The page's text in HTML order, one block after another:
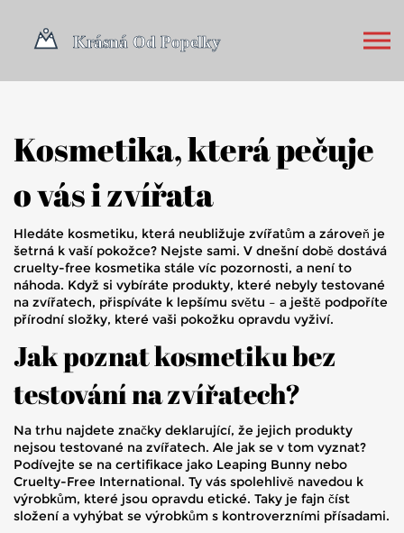
Kosmetika, která pečuje
o vás i zvířata
Hledáte kosmetiku, která neubližuje zvířatům a zároveň je
šetrná k vaší pokožce? Nejste sami. V dnešní době dostává
cruelty-free kosmetika stále víc pozornosti, a není to
náhoda. Když si vybíráte produkty, které nebyly testované
na zvířatech, přispíváte k lepšímu světu – a ještě podpoříte
přírodní složky, které vaši pokožku opravdu vyživí.
Jak poznat kosmetiku bez
testování na zvířatech?
Na trhu najdete značky deklarující, že jejich produkty
nejsou testované na zvířatech. Ale jak se v tom vyznat?
Podívejte se na certifikace jako Leaping Bunny nebo
Cruelty-Free International. Ty vás spolehlivě navedou k
výrobkům, které jsou opravdu etické. Taky je fajn číst
složení a vyhýbat se výrobkům s kontroverzními přísadami.